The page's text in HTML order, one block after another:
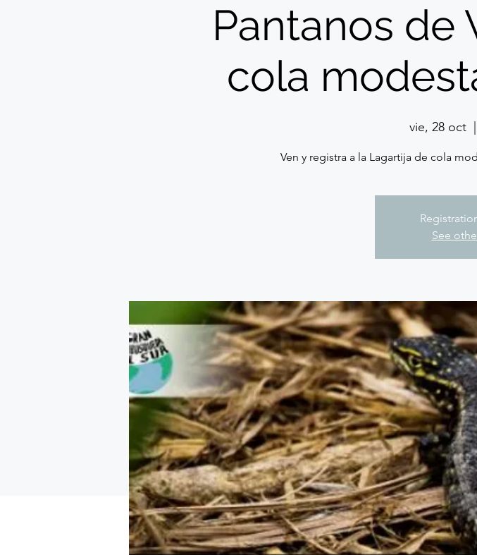
Pantanos de
cola
vie, 28 oct
Ven y registra a la Lagartija de cola
See